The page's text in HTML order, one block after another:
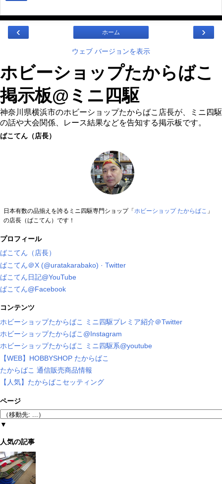
‹ ›
ホーム
ウェブ バージョンを表示
ホビーショップたからばこ
掲示板@ミニ四駆
神奈川県横浜市のホビーショップたからばこ店長が、ミニ四駆
の話や大会関係、レース結果などを告知する掲示板です。
ばこてん（店長）
日本有数の品揃えを誇るミニ四駆専門ショップ「 ホビーショップ たからばこ 」
の店長（ばこてん）です！
プロフィール
ばこてん（店長）
ばこてん＠X (@uratakarabako) · Twitter
ばこてん日記@YouTube
ばこてん@Facebook
コンテンツ
ホビーショップたからばこ ミニ四駆プレミア紹介＠Twitter
ホビーショップたからばこ@Instagram
ホビーショップたからばこ ミニ四駆系@youtube
【WEB】HOBBYSHOP たからばこ
たからばこ 通信販売商品情報
【人気】たからばこセッティング
ページ
▼
人気の記事